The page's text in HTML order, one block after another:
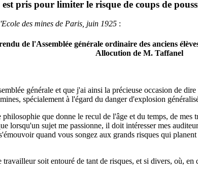
pris pour limiter le risque de coups de
des mines de Paris, juin 1925 :
de l'Assemblée générale ordinaire des anciens
Allocution de M. Taffanel
générale et que j'ai ainsi la précieuse occasion de
spécialement à l'égard du danger d'explosion
que donne le recul de l'âge et du temps, de
lorsqu'un sujet me passionne, il doit intéresser mes
quand vous songez aux grands risques qui
soit entouré de tant de risques, et si divers, où,